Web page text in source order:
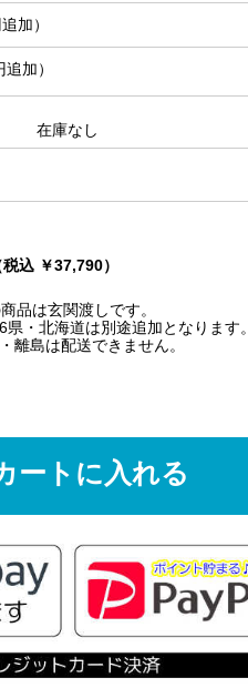
加）
加）
在庫なし
込 ￥37,790）
品は玄関渡しです。
・北海道は別途追加となります。
離島は配送できません。
ートに入れる